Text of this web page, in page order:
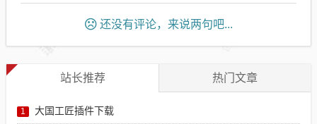
还没有评论，来说两句吧...
站长推荐 热门文章
1 大国工匠插件下载